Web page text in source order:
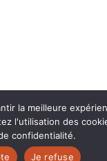
la meilleure
l'utilisation des
confidentialité.
Je refuse